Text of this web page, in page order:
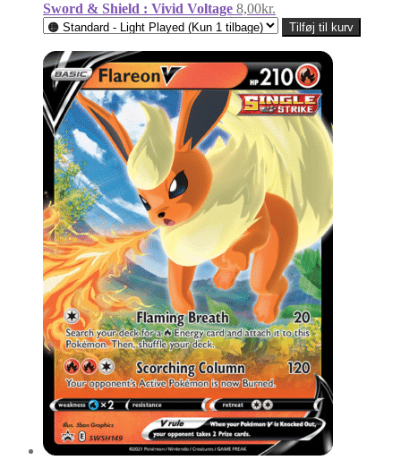
Sword & Shield : Vivid Voltage 8,00kr.
Tilføj til kurv